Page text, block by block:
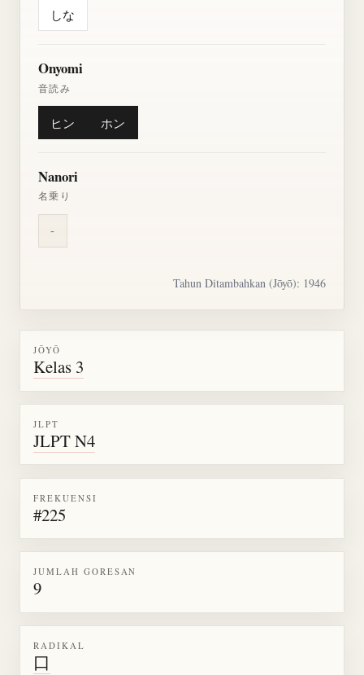
しな
Onyomi
音読み
ヒン ホン
Nanori
名乗り
-
Tahun Ditambahkan (Jōyō): 1946
JŌYŌ
Kelas 3
JLPT
JLPT N4
FREKUENSI
#225
JUMLAH GORESAN
9
RADIKAL
口